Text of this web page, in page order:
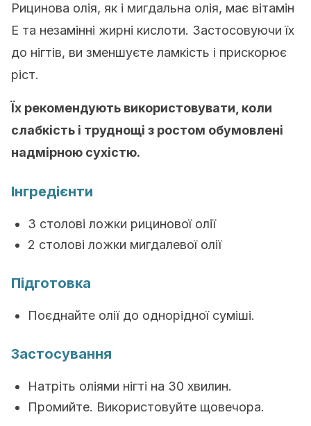
Рицинова олія, як і мигдальна олія, має вітамін
Е та незамінні жирні кислоти. Застосовуючи їх
до нігтів, ви зменшуєте ламкість і прискорює
ріст.
Їх рекомендують використовувати, коли
слабкість і труднощі з ростом обумовлені
надмірною сухістю.
Інгредієнти
3 столові ложки рицинової олії
2 столові ложки мигдалевої олії
Підготовка
Поєднайте олії до однорідної суміші.
Застосування
Натріть оліями нігті на 30 хвилин.
Промийте. Використовуйте щовечора.